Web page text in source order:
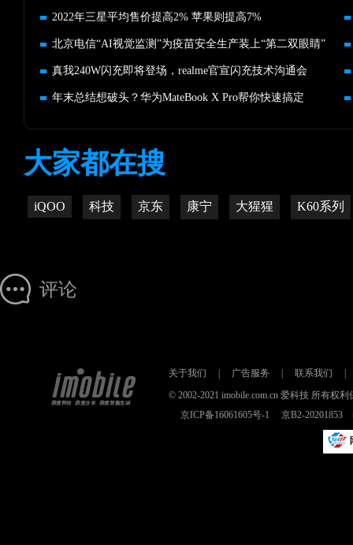
2022年三星平均售价提高2% 苹果则提高7%
北京电信“AI视觉监测”为疫苗安全生产装上“第二双眼睛”
真我240W闪充即将登场，realme官宣闪充技术沟通会
年末总结想破头？华为MateBook X Pro帮你快速搞定
大家都在搜
iQOO 科技 京东 康宁 大猩猩 K60系列
评论
关于我们 广告服务 联系我们
© 2002-2021 imobile.com.cn 爱科技 所有权
京ICP备16061605号-1
京B2-20201853